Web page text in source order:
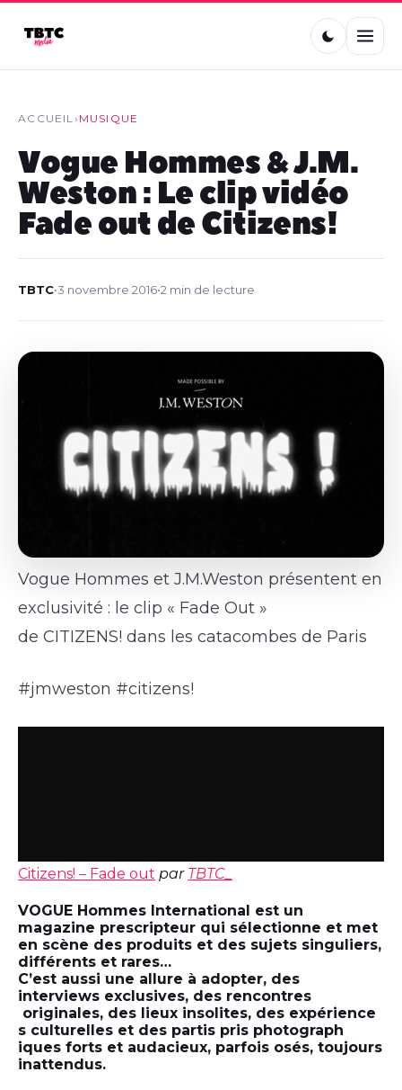
ACCUEIL› MUSIQUE
Vogue Hommes & J.M.
Weston : Le clip vidéo
Fade out de Citizens!
TBTC•3 novembre 2016•2 min de lecture
Vogue Hommes et J.M.Weston présentent en
exclusivité : le clip « Fade Out »
de CITIZENS! dans les catacombes de Paris
#jmweston #citizens!
Citizens! – Fade out par TBTC_
VOGUE Hommes International est un
magazine prescripteur qui sélectionne et met
en scène des produits et des sujets singuliers,
différents et rares…
C’est aussi une allure à adopter, des
interviews exclusives, des rencontres
originales, des lieux insolites, des expérience
s culturelles et des partis pris photograph
iques forts et audacieux, parfois osés, toujours
inattendus.